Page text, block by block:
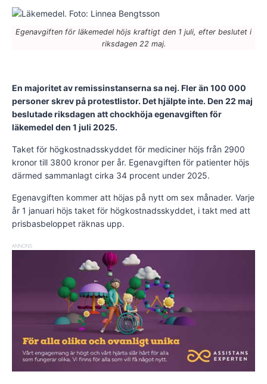
Egenavgiften för läkemedel höjs kraftigt den 1 juli, efter beslutet i
riksdagen 22 maj.
En majoritet av remissinstanserna sa nej. Fler än 100 000
personer skrev på protestlistor. Det hjälpte inte. Den 22 maj
beslutade riksdagen att chockhöja egenavgiften för
läkemedel den 1 juli 2025.
Taket för högkostnadsskyddet för mediciner höjs från 2900
kronor till 3800 kronor per år. Egenavgiften för patienter höjs
därmed sammanlagt cirka 34 procent under 2025.
Egenavgiften kommer att höjas på nytt om sex månader. Varje
år 1 januari höjs taket för högkostnadsskyddet, i takt med att
prisbasbeloppet räknas upp.
ANNONS